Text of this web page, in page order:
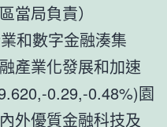
當局負責）
和數字金融湊集
產業化發展和加速
0.29,-0.48%)園
外優質金融科技及